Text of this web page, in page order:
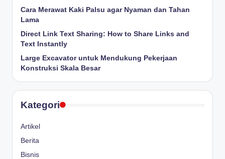
Cara Merawat Kaki Palsu agar Nyaman dan Tahan
Lama
Direct Link Text Sharing: How to Share Links and
Text Instantly
Large Excavator untuk Mendukung Pekerjaan
Konstruksi Skala Besar
Kategori
Artikel
Berita
Bisnis